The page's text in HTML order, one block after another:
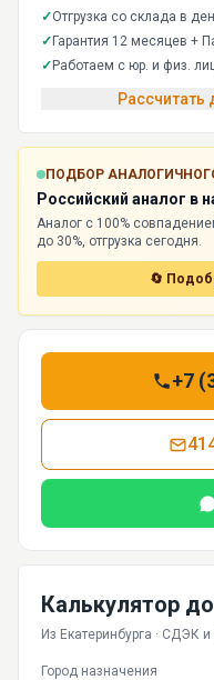
✓Отгрузка со склада в
✓ Гарантия 12 месяцев +
✓ Работаем с юр. и физ.
Рассчитать
ПОДБОР
Российский аналог в
Аналог с 100%
до 30%, отгрузка сегодня.
🔄
+7
Калькулятор
Из Екатеринбурга · СДЭК
Город назначения